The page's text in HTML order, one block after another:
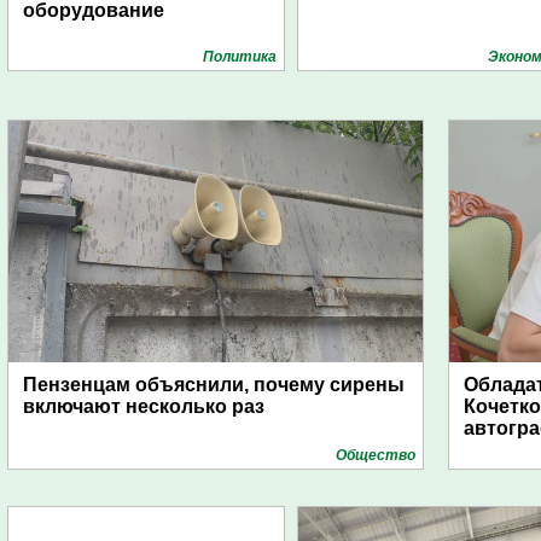
оборудование
Политика
Пензенцам объяснили, почему сирены
включают несколько раз
Общество